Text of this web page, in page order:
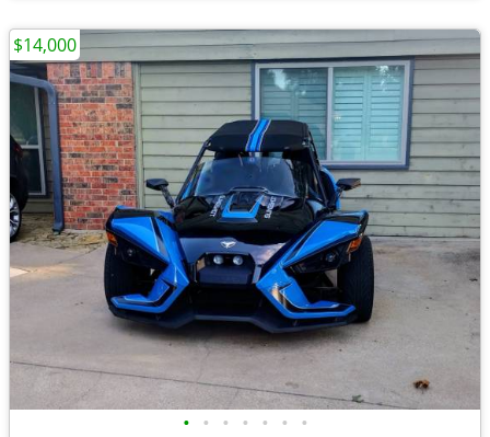
• • • • • • •
$14,000